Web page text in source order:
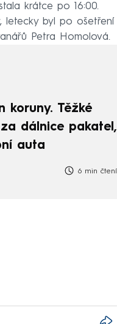
krátce po 16:00.
letecky byl po ošetření
Petra Homolová.
koruny. Těžké
dálnice pakatel,
auta
6 min čtení